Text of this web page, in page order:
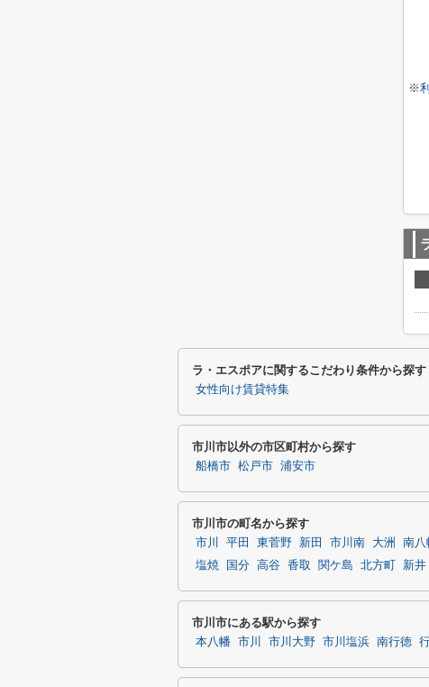
※
ラ・エスポアに関するこだわり条件から探す
女性向け賃貸特集
市川市以外の市区町村から探す
船橋市 松戸市 浦安市
市川市の町名から探す
市川 平田 東菅野 新田 市川南 大洲 南八
塩焼
国分 高谷 香取 関ケ島 北方町 新井
市川市にある駅から探す
本八幡 市川 市川大野 市川塩浜 南行徳